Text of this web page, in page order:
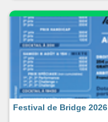
Festival de Bridge 2026